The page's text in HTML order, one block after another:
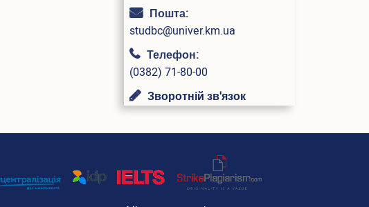
Пошта:
studbc@univer.km.ua
Телефон:
(0382) 71-80-00
Зворотній зв'язок